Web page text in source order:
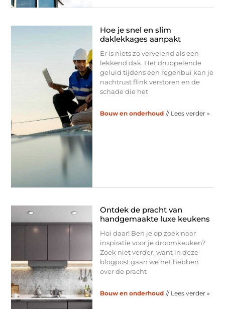
Hoe je snel en slim
daklekkages aanpakt
Er is niets zo vervelend als een
lekkend dak. Het druppelende
geluid tijdens een regenbui kan je
nachtrust flink verstoren en de
schade die het
Bouw en onderhoud // Lees verder »
Ontdek de pracht van
handgemaakte luxe keukens
Hoi daar! Ben je op zoek naar
inspiratie voor je droomkeuken?
Zoek niet verder, want in deze
blogpost gaan we het hebben
over de pracht
Bouw en onderhoud // Lees verder »